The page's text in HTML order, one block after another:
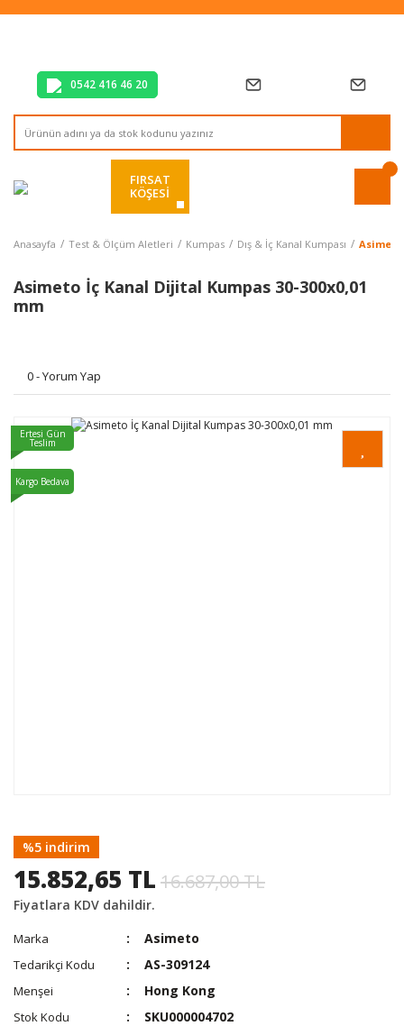
Tüm Alışverişlerde Vade Farksız 2 Taksit!
0542 416 46 20
FIRSAT
KÖŞESİ
Anasayfa Test & Ölçüm Aletleri Kumpas Dış & İç Kanal Kumpası Asimeto
Asimeto İç Kanal Dijital Kumpas 30-300x0,01
mm
0 - Yorum Yap
Ertesi Gün
Teslim
Kargo Bedava
%5 indirim
15.852,65 TL 16.687,00 TL
Fiyatlara KDV dahildir.
Marka Asimeto
Tedarikçi Kodu AS-309124
Menşei Hong Kong
Stok Kodu SKU000004702